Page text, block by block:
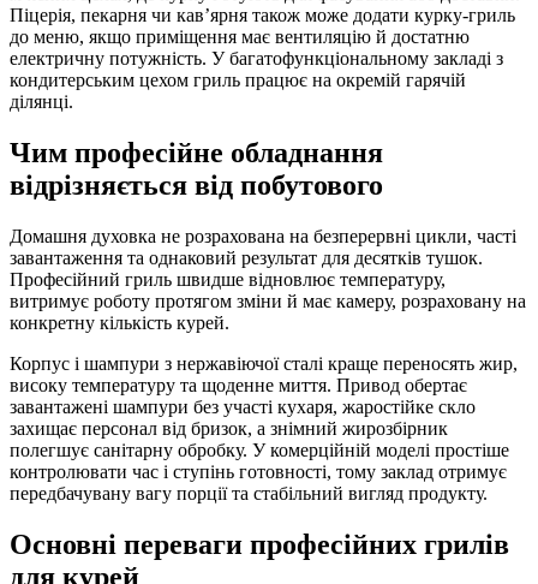
Піцерія, пекарня чи кав’ярня також може додати курку-гриль
до меню, якщо приміщення має вентиляцію й достатню
електричну потужність. У багатофункціональному закладі з
кондитерським цехом гриль працює на окремій гарячій
ділянці.
Чим професійне обладнання
відрізняється від побутового
Домашня духовка не розрахована на безперервні цикли, часті
завантаження та однаковий результат для десятків тушок.
Професійний гриль швидше відновлює температуру,
витримує роботу протягом зміни й має камеру, розраховану на
конкретну кількість курей.
Корпус і шампури з нержавіючої сталі краще переносять жир,
високу температуру та щоденне миття. Привод обертає
завантажені шампури без участі кухаря, жаростійке скло
захищає персонал від бризок, а знімний жирозбірник
полегшує санітарну обробку. У комерційній моделі простіше
контролювати час і ступінь готовності, тому заклад отримує
передбачувану вагу порції та стабільний вигляд продукту.
Основні переваги професійних грилів
для курей